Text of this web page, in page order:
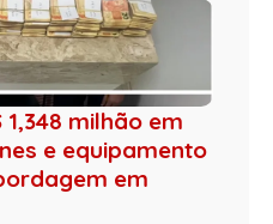
1,348 milhão em
e equipamento
em